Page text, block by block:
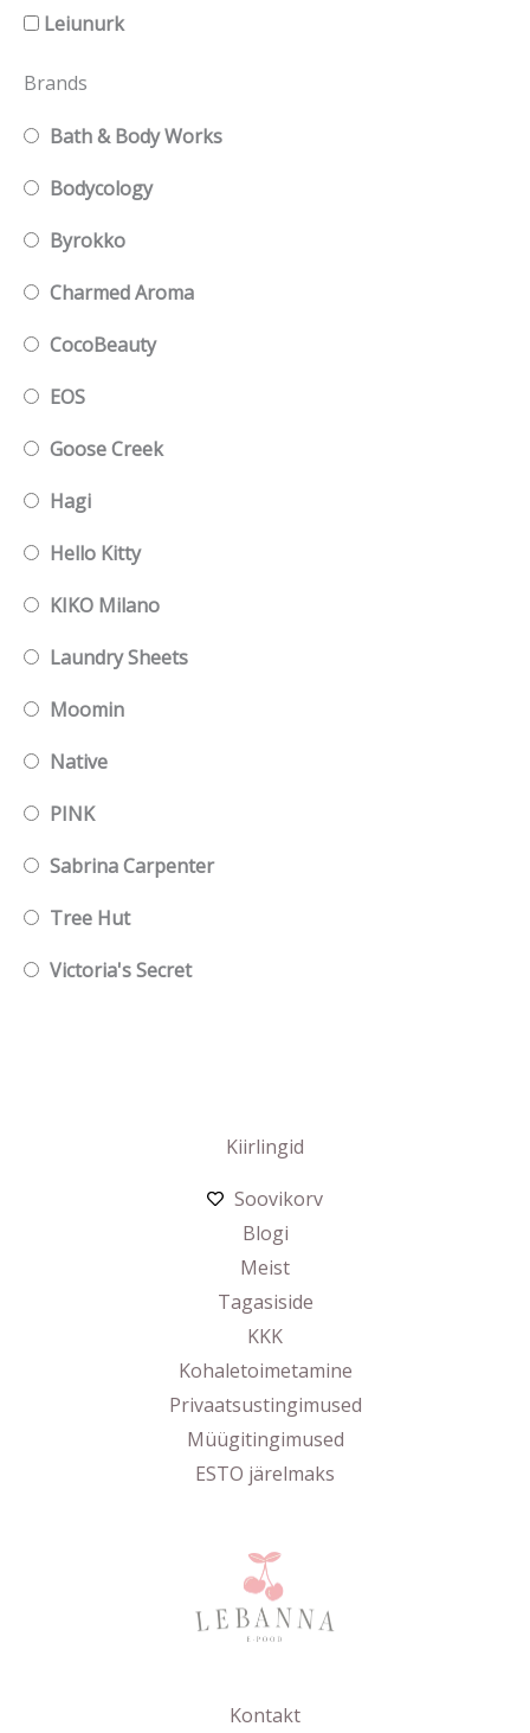
Leiunurk
Brands
Bath & Body Works
Bodycology
Byrokko
Charmed Aroma
CocoBeauty
EOS
Goose Creek
Hagi
Hello Kitty
KIKO Milano
Laundry Sheets
Moomin
Native
PINK
Sabrina Carpenter
Tree Hut
Victoria's Secret
Kontakt
Kiirlingid
Soovikorv
Blogi
Meist
Tagasiside
KKK
Kohaletoimetamine
Privaatsustingimused
Müügitingimused
ESTO järelmaks